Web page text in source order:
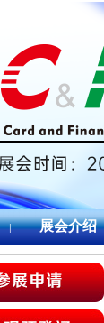
| 展会介绍